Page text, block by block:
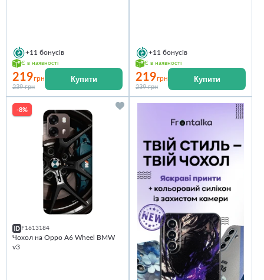
+11 бонусів
Є в наявності
219грн
239 грн
Купити
+11 бонусів
Є в наявності
219грн
239 грн
Купити
-8%
F1613184
Чохол на Oppo A6 Wheel BMW
v3